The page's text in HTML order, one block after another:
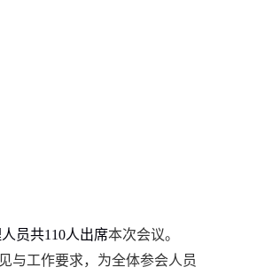
员共110人出席本次会议。
与工作要求，为全体参会人员